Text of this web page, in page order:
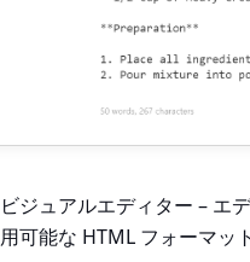
ビジュアルエディター – エ
用可能な HTML フォーマッ